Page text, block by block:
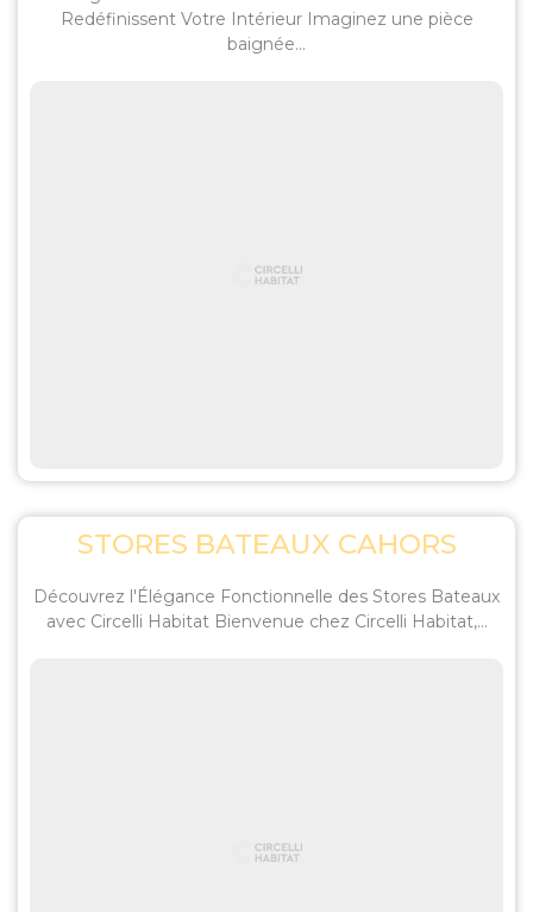
Redéfinissent Votre Intérieur Imaginez une pièce
baignée...
STORES BATEAUX CAHORS
Découvrez l'Élégance Fonctionnelle des Stores Bateaux
avec Circelli Habitat Bienvenue chez Circelli Habitat,...